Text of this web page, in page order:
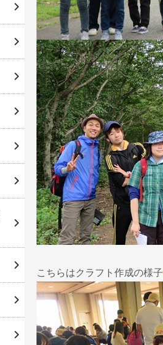
こちらはクラフト作成の様子